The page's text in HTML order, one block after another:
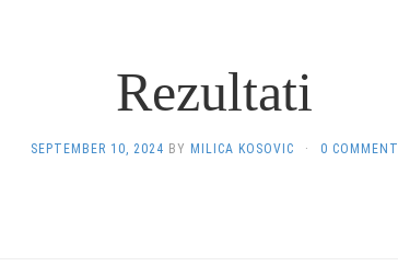
Rezultati
SEPTEMBER 10, 2024 BY MILICA KOSOVIC · 0 COMMENT